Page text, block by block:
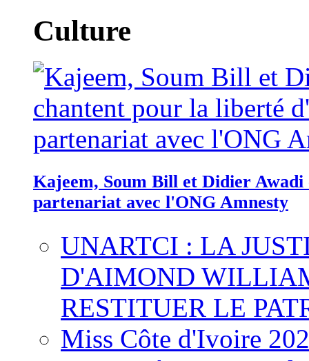
Culture
Kajeem, Soum Bill et Didier
partenariat avec l'ONG Amnesty
UNARTCI : LA
D'AIMOND
RESTITUER LE
Miss Côte d'Ivoire